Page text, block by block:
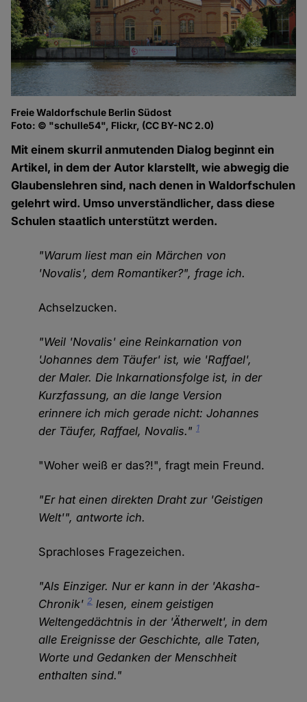
Freie Waldorfschule Berlin Südost
Foto: © "schulle54", Flickr, (CC BY-NC 2.0)
Mit einem skurril anmutenden Dialog beginnt ein
Artikel, in dem der Autor klarstellt, wie abwegig die
Glaubenslehren sind, nach denen in Waldorfschulen
gelehrt wird. Umso unverständlicher, dass diese
Schulen staatlich unterstützt werden.
"Warum liest man ein Märchen von
'Novalis', dem Romantiker?", frage ich.
Achselzucken.
"Weil 'Novalis' eine Reinkarnation von
'Johannes dem Täufer' ist, wie 'Raffael',
der Maler. Die Inkarnationsfolge ist, in der
Kurzfassung, an die lange Version
erinnere ich mich gerade nicht: Johannes
der Täufer, Raffael, Novalis."1
"Woher weiß er das?!", fragt mein Freund.
"Er hat einen direkten Draht zur 'Geistigen
Welt'", antworte ich.
Sprachloses Fragezeichen.
"Als Einziger. Nur er kann in der 'Akasha-
Chronik'2 lesen, einem geistigen
Weltengedächtnis in der 'Ätherwelt', in dem
alle Ereignisse der Geschichte, alle Taten,
Worte und Gedanken der Menschheit
enthalten sind."